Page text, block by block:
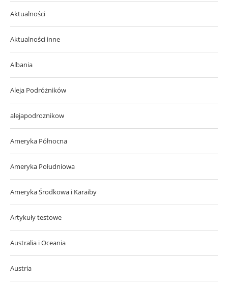
Aktualności
Aktualności inne
Albania
Aleja Podróżników
alejapodroznikow
Ameryka Północna
Ameryka Południowa
Ameryka Środkowa i Karaiby
Artykuły testowe
Australia i Oceania
Austria